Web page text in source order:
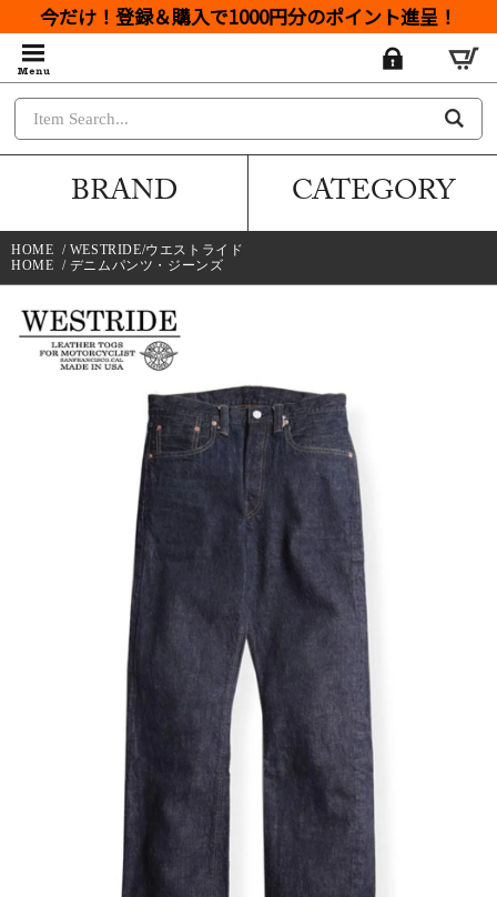
今だけ！登録＆購入で1000円分のポイント進呈！
BRAND CATEGORY
HOME / WESTRIDE/ウエストライド
HOME / デニムパンツ・ジーンズ